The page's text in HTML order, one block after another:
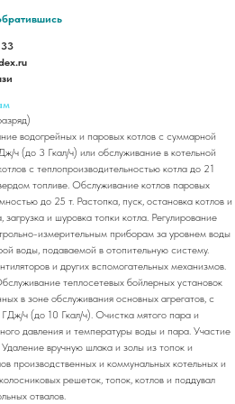
водогрейных и паровых котлов с суммарной
ч (до 3 Гкал/ч) или обслуживание в котельной
с теплопроизводительностью котла до 21
топливе. Обслуживание котлов паровых
до 25 т. Растопка, пуск, остановка котлов и
и шуровка топки котла. Регулирование
измерительным приборам за уровнем воды
воды, подаваемой в отопительную систему.
и других вспомогательных механизмов.
теплосетевых бойлерных установок
в зоне обслуживания основных агрегатов, с
ч (до 10 Гкал/ч). Очистка мятого пара и
давления и температуры воды и пара. Участие
вручную шлака и золы из топок и
производственных и коммунальных котельных и
решеток, топок, котлов и поддувал
отвалов.